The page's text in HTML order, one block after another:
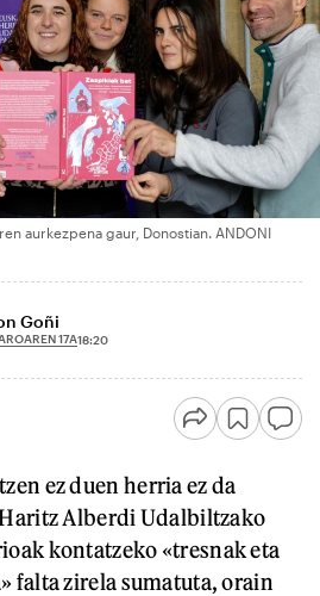
aurkezpena gaur, Donostian. ANDONI
Goñi
17A18:20
ez duen herria ez da
Alberdi Udalbiltzako
kontatzeko «tresnak eta
falta zirela sumatuta, orain